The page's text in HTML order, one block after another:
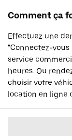
Comment ça
Effectuez une
"Connectez-vous
service
heures. Ou
choisir votre
location en ligne